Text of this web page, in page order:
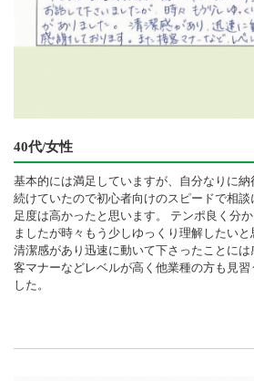
40代/女性
基本的には満足していますが、自分なりに
続けていたので初心者向けのスピードで相
足度は高かったと思います。 テンポ良く分
ましたが時々もう少しゆっくり理解したいと
清潔感があり迅速に動いて下さったことに
客マナーなどレベルが高く他業種の方も見習
した。